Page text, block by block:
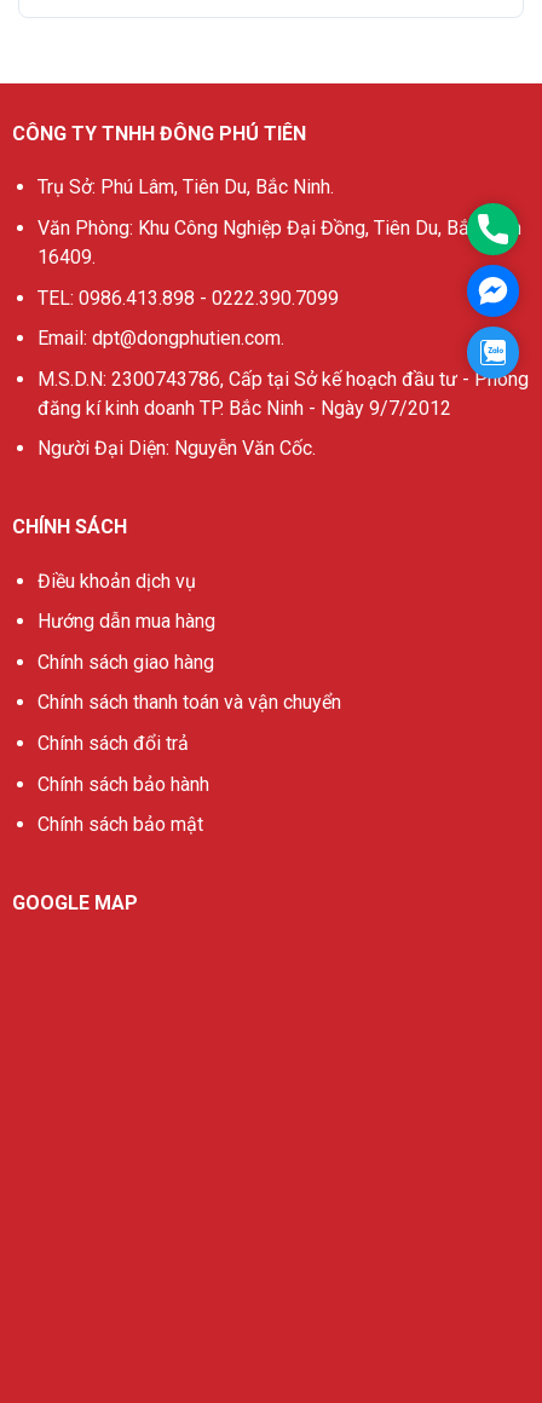
CÔNG TY TNHH ĐÔNG PHÚ TIÊN
Trụ Sở: Phú Lâm, Tiên Du, Bắc Ninh.
Văn Phòng: Khu Công Nghiệp Đại Đồng, Tiên Du, Bắc Ninh
16409.
TEL: 0986.413.898 - 0222.390.7099
Email: dpt@dongphutien.com.
M.S.D.N: 2300743786, Cấp tại Sở kế hoạch đầu tư - Phòng
đăng kí kinh doanh TP. Bắc Ninh - Ngày 9/7/2012
Người Đại Diện: Nguyễn Văn Cốc.
CHÍNH SÁCH
Điều khoản dịch vụ
Hướng dẫn mua hàng
Chính sách giao hàng
Chính sách thanh toán và vận chuyển
Chính sách đổi trả
Chính sách bảo hành
Chính sách bảo mật
GOOGLE MAP
Zalo